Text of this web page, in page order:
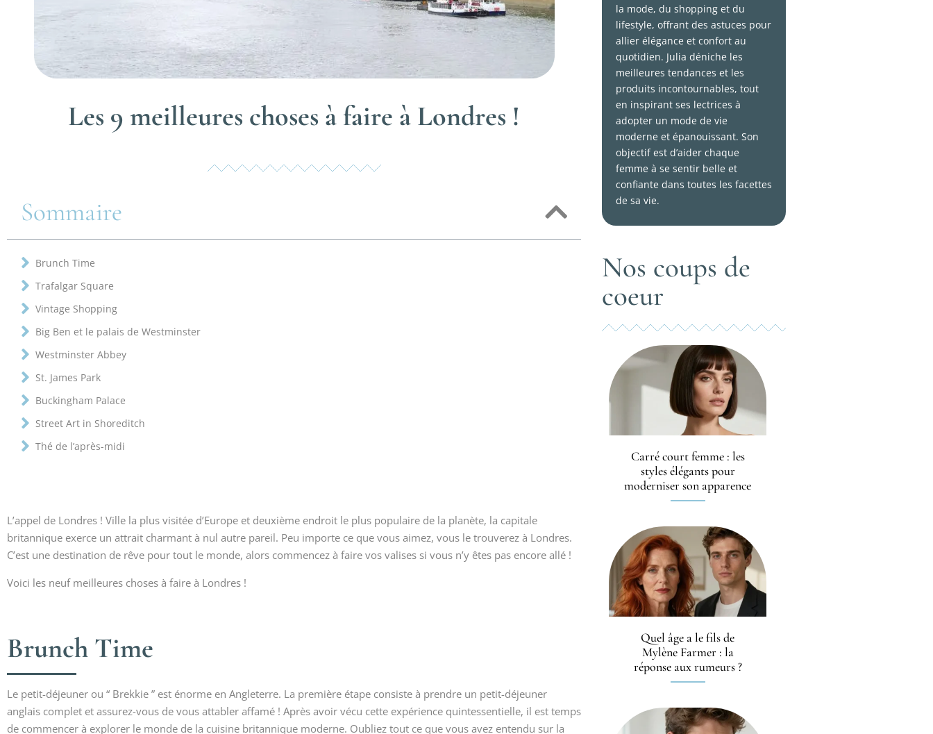
Les 9 meilleures choses à faire à Londres !
Sommaire
Brunch Time
Trafalgar Square
Vintage Shopping
Big Ben et le palais de Westminster
Westminster Abbey
St. James Park
Buckingham Palace
Street Art in Shoreditch
Thé de l’après-midi
L’appel de Londres ! Ville la plus visitée d’Europe et deuxième endroit le plus populaire de la planète, la capitale
britannique exerce un attrait charmant à nul autre pareil. Peu importe ce que vous aimez, vous le trouverez à Londres.
C’est une destination de rêve pour tout le monde, alors commencez à faire vos valises si vous n’y êtes pas encore allé !
Voici les neuf meilleures choses à faire à Londres !
Brunch Time
Le petit-déjeuner ou “ Brekkie ” est énorme en Angleterre. La première étape consiste à prendre un petit-déjeuner
anglais complet et assurez-vous de vous attabler affamé ! Après avoir vécu cette expérience quintessentielle, il est temps
de commencer à explorer le monde de la cuisine britannique moderne. Oubliez tout ce que vous avez entendu sur la
la mode, du shopping et du
lifestyle, offrant des astuces pour
allier élégance et confort au
quotidien. Julia déniche les
meilleures tendances et les
produits incontournables, tout
en inspirant ses lectrices à
adopter un mode de vie
moderne et épanouissant. Son
objectif est d’aider chaque
femme à se sentir belle et
confiante dans toutes les facettes
de sa vie.
Nos coups de
coeur
Carré court femme : les
styles élégants pour
moderniser son apparence
Quel âge a le fils de
Mylène Farmer : la
réponse aux rumeurs ?